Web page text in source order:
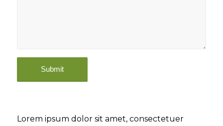
Lorem ipsum dolor sit amet, consectetuer